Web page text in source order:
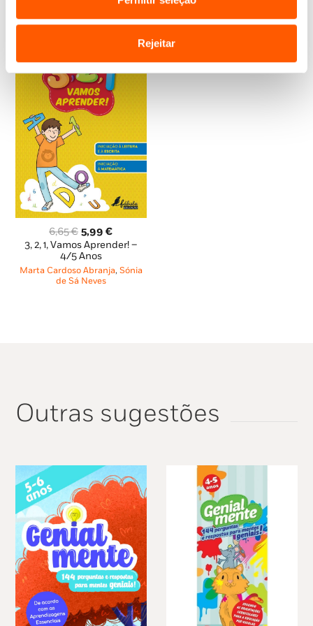
Rejeitar
6,65€ O
preço
original
era:
6,65 €.
5,99€O
preço
é:
3, 2, 1, Vamos Aprender! –
4/5 Anos
Marta Cardoso Abranja, Sónia
de Sá Neves
Outras sugestões